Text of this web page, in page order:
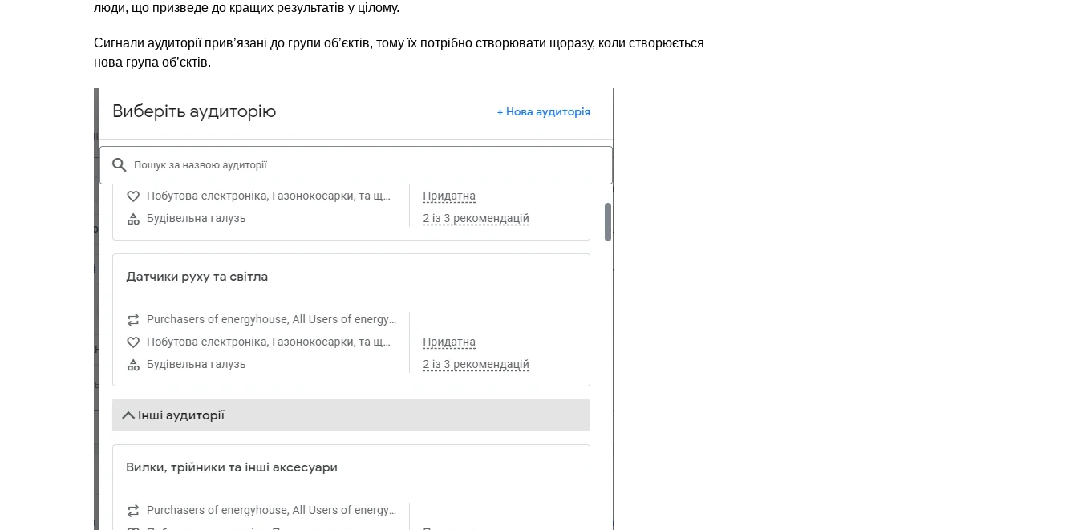
люди, що призведе до кращих результатів у цілому.
Сигнали аудиторії прив’язані до групи об’єктів, тому їх потрібно створювати щоразу, коли створюється
нова група об’єктів.